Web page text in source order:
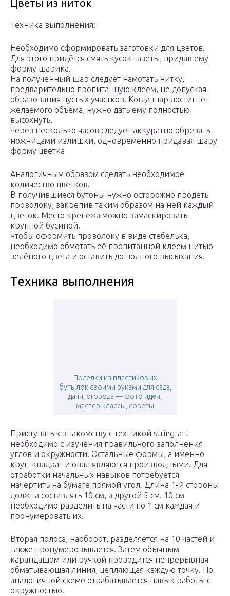
Цветы из ниток
Техника выполнения:
Необходимо сформировать заготовки для цветов.
Для этого придётся смять кусок газеты, придав ему
форму шарика.
На полученный шар следует намотать нитку,
предварительно пропитанную клеем, не допуская
образования пустых участков. Когда шар достигнет
желаемого объёма, нужно дать ему полностью
высохнуть.
Через несколько часов следует аккуратно обрезать
ножницами излишки, одновременно придавая шару
форму цветка
Аналогичным образом сделать необходимое
количество цветков.
В получившиеся бутоны нужно осторожно продеть
проволоку, закрепив таким образом на ней каждый
цветок. Место крепежа можно замаскировать
крупной бусиной.
Чтобы оформить проволоку в виде стебелька,
необходимо обмотать её пропитанной клеем нитью
зелёного цвета и оставить до полного высыхания.
Техника выполнения
Поделки из пластиковых
бутылок своими руками для сада,
дачи, огорода — фото идеи,
мастер-классы, советы
Приступать к знакомству с техникой string-art
необходимо с изучения правильного заполнения
углов и окружности. Остальные формы, а именно
круг, квадрат и овал являются производными. Для
отработки начальных навыков потребуется
начертить на бумаге прямой угол. Длина 1-й стороны
должна составлять 10 см, а другой 5 см. 10 см
необходимо разделить на части по 1 см каждая и
пронумеровать их.
Вторая полоса, наоборот, разделяется на 10 частей и
также пронумеровывается. Затем обычным
карандашом или ручкой проводится непрерывная
обматывающая линия, цепляющая каждую точку. По
аналогичной схеме отрабатывается навык работы с
окружностью.